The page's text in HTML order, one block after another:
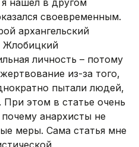
нашел в другом
своевременным.
архангельский
Жлобицкий
личность – потому
из-за того,
пытали людей,
При этом в статье очень
анархисты не
меры. Сама статья мне